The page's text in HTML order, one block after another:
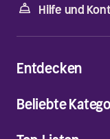
Hilfe und
Entdecken
Beliebte